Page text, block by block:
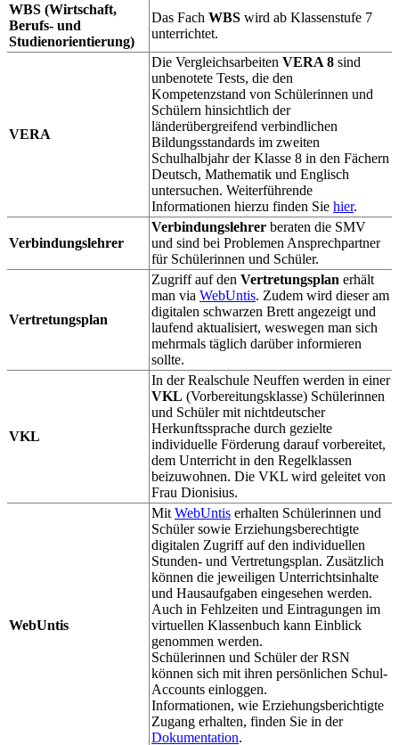
WBS (Wirtschaft,
Berufs- und
Studienorientierung)
Das Fach WBS wird ab Klassenstufe 7
unterrichtet.
VERA
Die Vergleichsarbeiten VERA 8 sind
unbenotete Tests, die den
Kompetenzstand von Schülerinnen und
Schülern hinsichtlich der
länderübergreifend verbindlichen
Bildungsstandards im zweiten
Schulhalbjahr der Klasse 8 in den Fächern
Deutsch, Mathematik und Englisch
untersuchen. Weiterführende
Informationen hierzu finden Sie hier.
Verbindungslehrer
Verbindungslehrer beraten die SMV
und sind bei Problemen Ansprechpartner
für Schülerinnen und Schüler.
Vertretungsplan
Zugriff auf den Vertretungsplan erhält
man via WebUntis. Zudem wird dieser am
digitalen schwarzen Brett angezeigt und
laufend aktualisiert, weswegen man sich
mehrmals täglich darüber informieren
sollte.
VKL
In der Realschule Neuffen werden in einer
VKL (Vorbereitungsklasse) Schülerinnen
und Schüler mit nichtdeutscher
Herkunftssprache durch gezielte
individuelle Förderung darauf vorbereitet,
dem Unterricht in den Regelklassen
beizuwohnen. Die VKL wird geleitet von
Frau Dionisius.
WebUntis
Mit WebUntis erhalten Schülerinnen und
Schüler sowie Erziehungsberechtigte
digitalen Zugriff auf den individuellen
Stunden- und Vertretungsplan. Zusätzlich
können die jeweiligen Unterrichtsinhalte
und Hausaufgaben eingesehen werden.
Auch in Fehlzeiten und Eintragungen im
virtuellen Klassenbuch kann Einblick
genommen werden.
Schülerinnen und Schüler der RSN
können sich mit ihren persönlichen Schul-
Accounts einloggen.
Informationen, wie Erziehungsberichtigte
Zugang erhalten, finden Sie in der
Dokumentation.